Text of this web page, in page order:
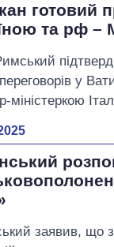
готовий
та рф –
у
міністеркою
заявив, що